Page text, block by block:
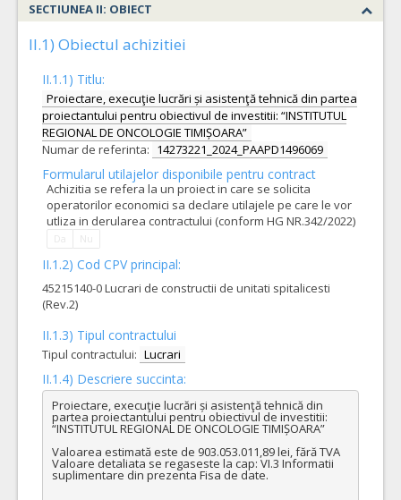
SECTIUNEA II: OBIECT
II.1) Obiectul achizitiei
II.1.1) Titlu:
Proiectare, execuţie lucrări și asistenţă tehnică din partea
proiectantului pentru obiectivul de investitii: “INSTITUTUL
REGIONAL DE ONCOLOGIE TIMIȘOARA”
Numar de referinta: 14273221_2024_PAAPD1496069
Formularul utilajelor disponibile pentru contract
Achizitia se refera la un proiect in care se solicita
operatorilor economici sa declare utilajele pe care le vor
utliza in derularea contractului (conform HG NR.342/2022)
II.1.2) Cod CPV principal:
45215140-0 Lucrari de constructii de unitati spitalicesti
(Rev.2)
II.1.3) Tipul contractului
Tipul contractului: Lucrari
II.1.4) Descriere succinta:
Proiectare, execuţie lucrări și asistenţă tehnică din
partea proiectantului pentru obiectivul de investitii:
“INSTITUTUL REGIONAL DE ONCOLOGIE TIMIȘOARA”
Valoarea estimată este de 903.053.011,89 lei, fără TVA
Valoare detaliata se regaseste la cap: VI.3 Informatii
suplimentare din prezenta Fisa de date.